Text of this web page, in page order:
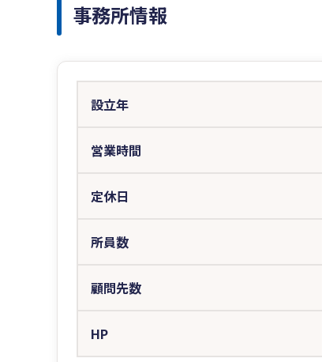
事務所情報
設立年
営業時間
定休日
所員数
顧問先数
HP